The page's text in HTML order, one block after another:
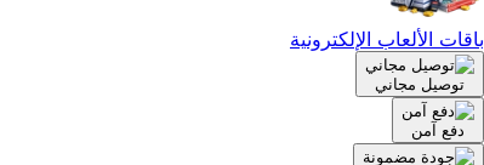
باقات الألعاب الإلكترونية
توصيل مجاني
دفع آمن